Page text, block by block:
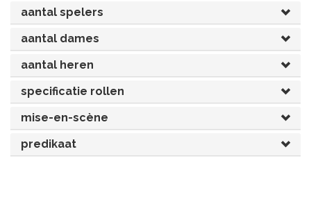
UITGELICHT!
OVERIG (30'-75')
UITGELICHT!
OVERIG (30'-75')
KORT (-30')
OVERIG (30'-75')
UITGELICHT!
SPEKTAKELSTUKKEN
JUBILEUMSTUK
KOSTUUMSTUK
MUSICAL
OVERIG
SINTERKLAASTONEEL
KERSTTONEEL
RECHTEN REGELEN
aantal spelers
aantal dames
aantal heren
specificatie rollen
mise-en-scène
predikaat